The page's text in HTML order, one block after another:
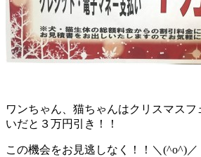
ワンちゃん、猫ちゃんはクリスマス
いだと３万円引き！！
この機会をお見逃しなく！！＼(^o^)／